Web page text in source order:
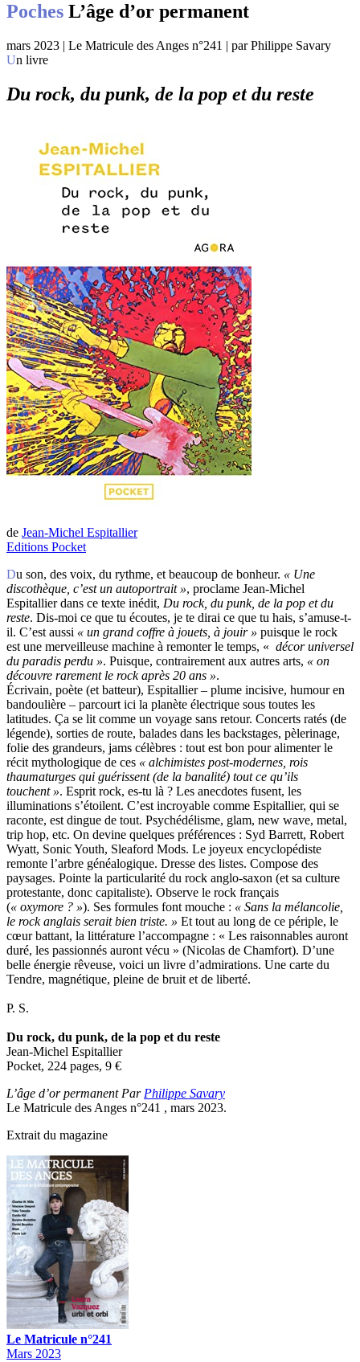
Poches L’âge d’or permanent
mars 2023 | Le Matricule des Anges n°241 | par Philippe Savary
Un livre
Du rock, du punk, de la pop et du reste
de Jean-Michel Espitallier
Editions Pocket
Du son, des voix, du rythme, et beaucoup de bonheur. « Une
discothèque, c’est un autoportrait », proclame Jean-Michel
Espitallier dans ce texte inédit, Du rock, du punk, de la pop et du
reste. Dis-moi ce que tu écoutes, je te dirai ce que tu hais, s’amuse-t-
il. C’est aussi « un grand coffre à jouets, à jouir » puisque le rock
est une merveilleuse machine à remonter le temps, « décor universel
du paradis perdu ». Puisque, contrairement aux autres arts, « on
découvre rarement le rock après 20 ans ».
Écrivain, poète (et batteur), Espitallier – plume incisive, humour en
bandoulière – parcourt ici la planète électrique sous toutes les
latitudes. Ça se lit comme un voyage sans retour. Concerts ratés (de
légende), sorties de route, balades dans les backstages, pèlerinage,
folie des grandeurs, jams célèbres : tout est bon pour alimenter le
récit mythologique de ces « alchimistes post-modernes, rois
thaumaturges qui guérissent (de la banalité) tout ce qu’ils
touchent ». Esprit rock, es-tu là ? Les anecdotes fusent, les
illuminations s’étoilent. C’est incroyable comme Espitallier, qui se
raconte, est dingue de tout. Psychédélisme, glam, new wave, metal,
trip hop, etc. On devine quelques préférences : Syd Barrett, Robert
Wyatt, Sonic Youth, Sleaford Mods. Le joyeux encyclopédiste
remonte l’arbre généalogique. Dresse des listes. Compose des
paysages. Pointe la particularité du rock anglo-saxon (et sa culture
protestante, donc capitaliste). Observe le rock français
(« oxymore ? »). Ses formules font mouche : « Sans la mélancolie,
le rock anglais serait bien triste. » Et tout au long de ce périple, le
cœur battant, la littérature l’accompagne : « Les raisonnables auront
duré, les passionnés auront vécu » (Nicolas de Chamfort). D’une
belle énergie rêveuse, voici un livre d’admirations. Une carte du
Tendre, magnétique, pleine de bruit et de liberté.
P. S.
Du rock, du punk, de la pop et du reste
Jean-Michel Espitallier
Pocket, 224 pages, 9 €
L’âge d’or permanent ParPhilippe Savary
Le Matricule des Anges n°241 , mars 2023.
Extrait du magazine
Le Matricule n°241
Mars 2023